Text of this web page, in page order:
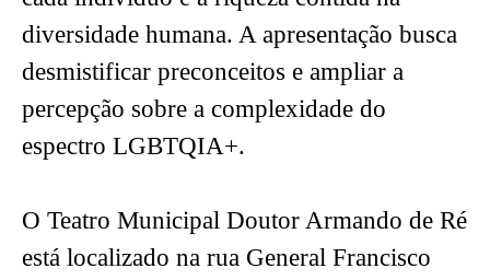
diversidade humana. A apresentação busca
desmistificar preconceitos e ampliar a
percepção sobre a complexidade do
espectro LGBTQIA+.
O Teatro Municipal Doutor Armando de Ré
está localizado na rua General Francisco